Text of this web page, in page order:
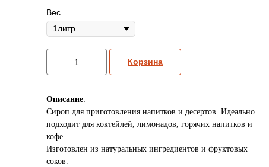
Вес
Корзина
Описание:
Сироп для приготовления напитков и десертов. Идеально
подходит для коктейлей, лимонадов, горячих напитков и
кофе.
Изготовлен из натуральных ингредиентов и фруктовых
соков.